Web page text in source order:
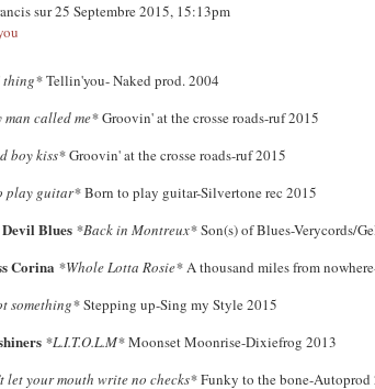
sur 25 Septembre 2015, 15:13pm
thing*Tellin'you- Naked prod. 2004
man called me*Groovin' at the crosse roads-ruf 2015
boy kiss*Groovin' at the crosse roads-ruf 2015
play guitar*Born to play guitar-Silvertone rec 2015
Blues *Back in Montreux*Son(s) of Blues-Verycords/
Corina *Whole Lotta Rosie*A thousand miles from
something*Stepping up-Sing my Style 2015
*L.I.T.O.L.M*Moonset Moonrise-Dixiefrog 2013
let your mouth write no checks*Funky to the bone-Autoprod